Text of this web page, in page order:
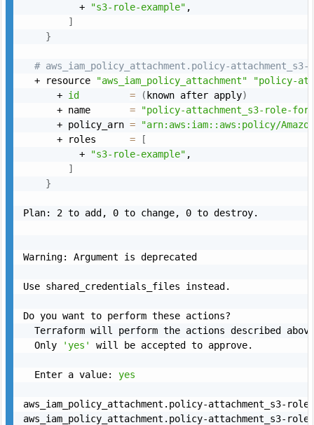
          +
"s3-role-example" ,
]
}
# aws_iam_policy_attachment.policy-
  + resource
"aws_iam_policy_attachment"
"policy-
      +
id = ( known after apply)
      + name
=
"policy-attachment_s3-role-for-
      + policy_arn
=
"arn:aws:iam::aws:policy/
      + roles
=
[
          +
"s3-role-example" ,
]
}
Plan: 2 to add, 0 to change, 0 to destroy.
Warning: Argument is deprecated
Use shared_credentials_files instead.
Do you want to perform these actions?
Terraform will perform the actions described
  Only
'yes' will be accepted to approve.
  Enter a value:
yes
aws_iam_policy_attachment.policy-attachment_s3-
aws_iam_policy_attachment.policy-attachment_s3-